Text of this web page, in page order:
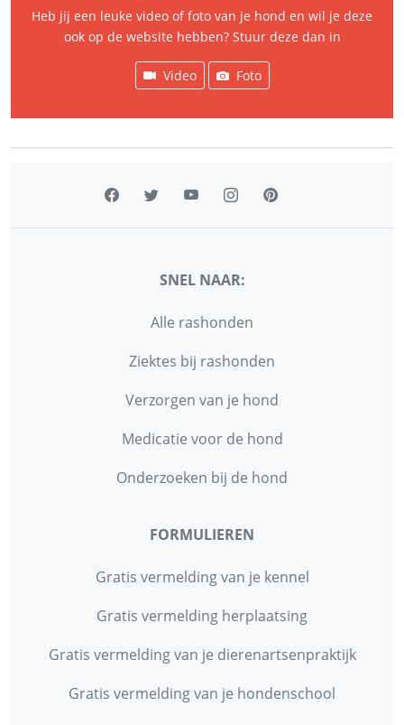
Heb jij een leuke video of foto van je hond en wil je deze
ook op de website hebben? Stuur deze dan in
Video Foto
SNEL NAAR:
Alle rashonden
Ziektes bij rashonden
Verzorgen van je hond
Medicatie voor de hond
Onderzoeken bij de hond
FORMULIEREN
Gratis vermelding van je kennel
Gratis vermelding herplaatsing
Gratis vermelding van je dierenartsenpraktijk
Gratis vermelding van je hondenschool